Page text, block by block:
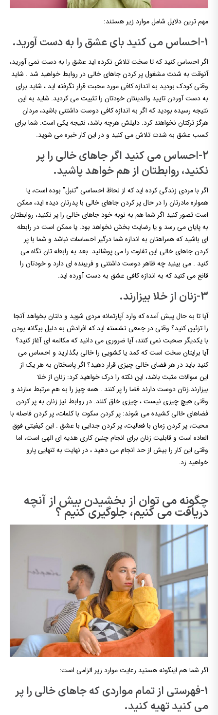
مهم ترین دلایل شامل موارد زیر هستند:
1-احساس می کنید بای عشق را به دست آورید.
اگر احساس کنید که تا سخت تلاش نکرده اید عشق را به دست نمی آورید،
آنوقت به شدت مشغول پر کردن جاهای خالی در روابط خواهید شد . شاید
وقتی کودک بودید به اندازه کافی مورد محبت قرار نگرفته اید ، شاید برای
به دست آوردن تایید والدینتان خودتان را تثبیت می کردید. شاید به این
نتیجه رسیده بودید که اگر به اندازه کافی دوست داشتنی باشید، مردان
هرگز ترکتان نخواهند کرد. دلیلش هرچه باشد، نتیجه یکی است: شما برای
کسب عشق به شدت تلاش می کنید و در این کار خبره می شوید.
2-احساس می کنید اگر جاهای خالی را پر
نکنید، روابطتان از هم خواهد پاشید.
اگر با مردی زندگی کرده اید که از لحاظ احساسی “تنبل” بوده است، یا
همواره مادرتان را در حال پر کردن جاهای خالی با پدرتان دیده اید، ممکن
است تصور کنید اگر شما هم به نوبه خود جاهای خالی را پر نکنید، روابطتان
به پایان می رسد و یا رضایت بخش نخواهد بود. یا ممکن است در رابطه
ای باشید که همراهتان به اندازه شما درگیر احساسات نباشد و شما با پر
کردن جاهای خالی این تفاوت را می پوشانید. بعد به رابطه تان نگاه می
کنید . می بینید چه ظاهر دوست داشتنی و فریبنده ای دارد و خودتان را
قانع می کنید که به اندازه کافی عشق به دست آورده اید.
3-زنان از خلا بیزارند.
آیا تا به حال پیش آمده که وارد آپارتمانه مردی شوید و دلتان بخواهد آنجا
را تزئین کنید؟ وقتی در جمعی نشسته اید که افرادش به دلیل بیگانه بودن
با یکدیگر صحبت نمی کنند، آیا ضروری می دانید که مکالمه ای آغاز کنید؟
آیا برایتان سخت است که کمد یا کشویی را خالی بگذارید و احساس می
کنید باید در هر فضای خالی چیزی قرار دهید؟ اگر پاسختان به هر یک از
این سوالات مثبت باشد، این نکته را درک خواهید کرد: زنان از خلا
بیزارند.زنان دوست دارند فضا را پر کنند . همه چیز را به هم مرتبط سازند و
وقتی هیچ چیزی نیست ، چیزی خلق کنند. در روابط نیز زنان به پر کردن
فضاهای خالی کشیده می شوند: پر کردن سکوت با کلمات، پر کردن فاصله با
محبت، پر کردن زمان با فعالیت، پر کردن جدایی با عشق . این کیفیتی فوق
العاده است و قابلیت زنان برای انجام چنین کاری هدیه ای الهی است، اما
وقتی این کار را بیش از حد انجام می دهید ، در نهایت به تنهایی پارو
خواهید زد.
چگونه می توان از بخشیدن بیش از آنچه
دریافت می کنیم، جلوگیری کنیم ؟
اگر شما هم اینگونه هستید رعایت موارد زیر الزامی است:
1-فهرستی از تمام مواردی که جاهای خالی را پر
می کنید تهیه کنید.